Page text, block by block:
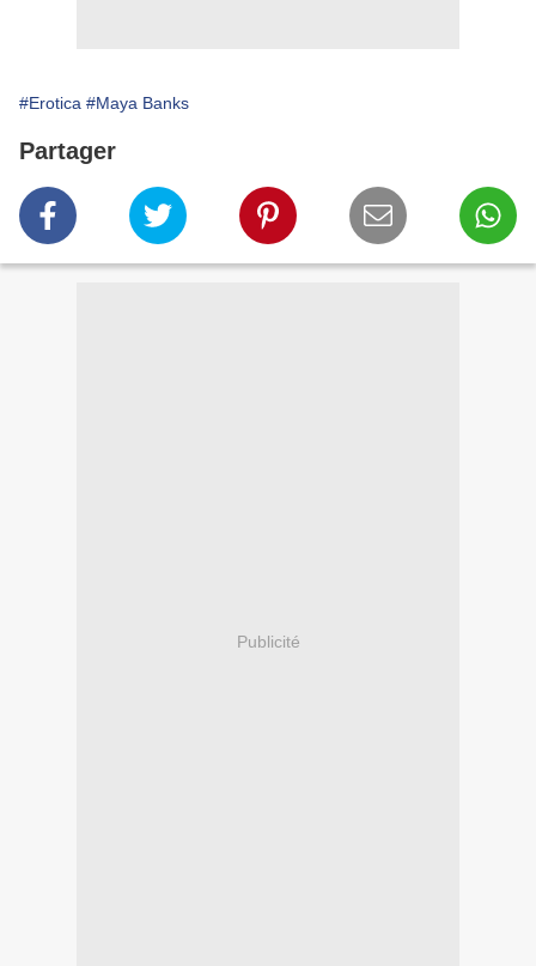
#Erotica #Maya Banks
Partager
Publicité